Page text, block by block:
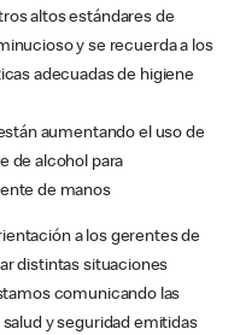
altos estándares de
y se recuerda a los
adecuadas de higiene
aumentando el uso de
de alcohol para
de manos
a los gerentes de
distintas situaciones
comunicando las
y seguridad emitidas